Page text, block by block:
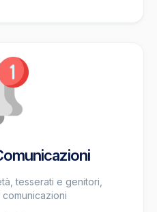
tesserati e genitori,